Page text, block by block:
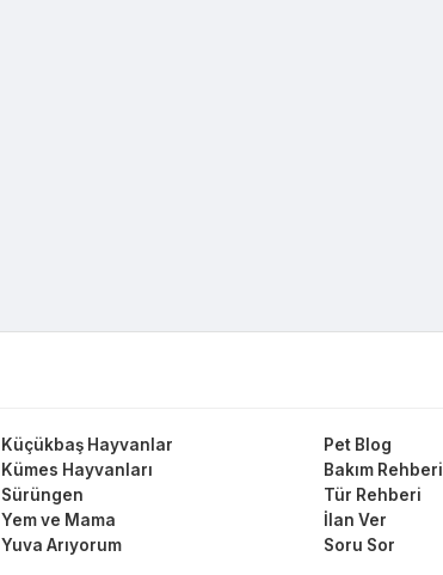
Küçükbaş Hayvanlar
Kümes Hayvanları
Sürüngen
Yem ve Mama
Yuva Arıyorum
Pet Blog
Bakım Rehberi
Tür Rehberi
İlan Ver
Soru Sor